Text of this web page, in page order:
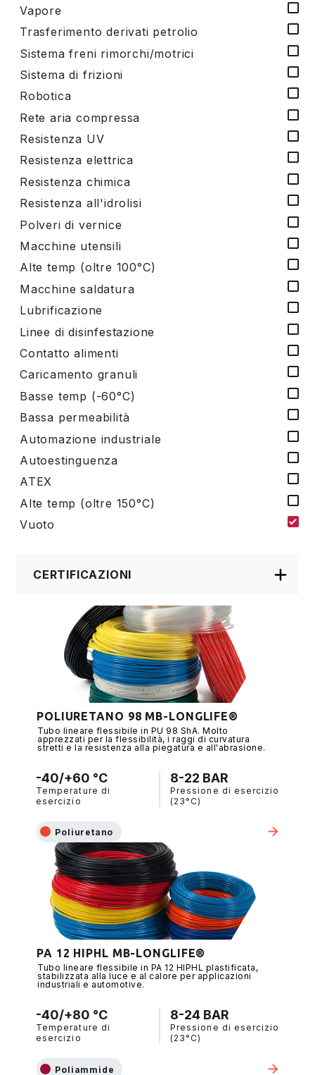
Vapore
Trasferimento derivati petrolio
Sistema freni rimorchi/motrici
Sistema di frizioni
Robotica
Rete aria compressa
Resistenza UV
Resistenza elettrica
Resistenza chimica
Resistenza all'idrolisi
Polveri di vernice
Macchine utensili
Alte temp (oltre 100°C)
Macchine saldatura
Lubrificazione
Linee di disinfestazione
Contatto alimenti
Caricamento granuli
Basse temp (-60°C)
Bassa permeabilità
Automazione industriale
Autoestinguenza
ATEX
Alte temp (oltre 150°C)
Vuoto
CERTIFICAZIONI
POLIURETANO 98 MB-LONGLIFE®
Tubo lineare flessibile in PU 98 ShA. Molto
apprezzati per la flessibilità, i raggi di curvatura
stretti e la resistenza alla piegatura e all'abrasione.
-40/+60 °C
Temperature di
esercizio
8-22 BAR
Pressione di esercizio
(23°C)
Poliuretano
PA 12 HIPHL MB-LONGLIFE®
Tubo lineare flessibile in PA 12 HIPHL plastificata,
stabilizzata alla luce e al calore per applicazioni
industriali e automotive.
-40/+80 °C
Temperature di
esercizio
8-24 BAR
Pressione di esercizio
(23°C)
Poliammide